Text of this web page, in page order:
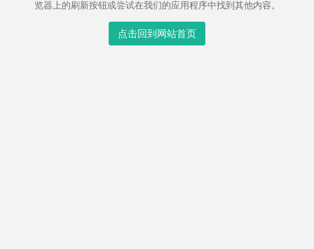
览器上的刷新按钮或尝试在我们的应用程序中找到其他内容。
点击回到网站首页